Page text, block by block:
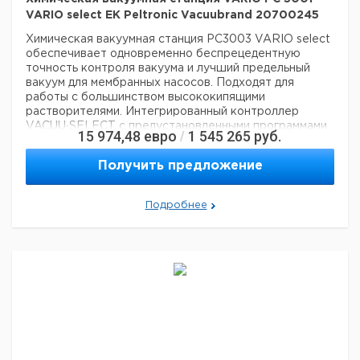
VARIO select EK Peltronic Vacuubrand 20700245
Химическая вакуумная станция РС3003 VARIO select
обеспечивает одновременно беспрецедентную
точность контроля вакуума и лучший предельный
вакуум для мембранных насосов. Подходят для
работы с большинством высококипящими
растворителями. Интегрированный контроллер
VACUU∙SELECT с предустановленными программами
вакуумирования для всех стандартных приложений
облегчает работу в лаборатории. В функционале
VACUU∙SELECT есть всё, что необходимо для
вакуумного контроля. Используйте готовые
программы для проведения стандартных вакуумных
задач; запускайте полностью автоматизированную
дистилляцию и добавляйте ваши собственные
VACUU∙SELECT автоматически определяет точки
15 974,48 евро / 1 545 265 руб.
Получить предложение
Подробнее